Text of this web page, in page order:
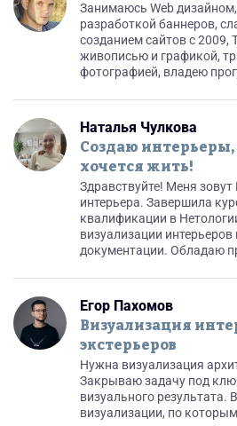
Занимаюсь Web
разработкой баннеров,
созданием сайтов c 2009,
живописью и графикой,
фотографией, владею
Наталья Чулкова
Создаю интерьеры,
хочется жить!
Здравствуйте! Меня
интерьера. Завершила
квалификации в
визуализации
документации. Обладаю
Егор Пахомов
Визуализация
экстерьеров
Нужна визуализация
Закрываю задачу под
визуального результата.
визуализации, по